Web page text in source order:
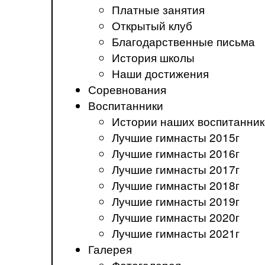
Платные занятия
Открытый клуб
Благодарственные письма
История школы
Наши достижения
Соревнования
Воспитанники
Истории наших
Лучшие гимнасты 2015г
Лучшие гимнасты 2016г
Лучшие гимнасты 2017г
Лучшие гимнасты 2018г
Лучшие гимнасты 2019г
Лучшие гимнасты 2020г
Лучшие гимнасты 2021г
Галерея